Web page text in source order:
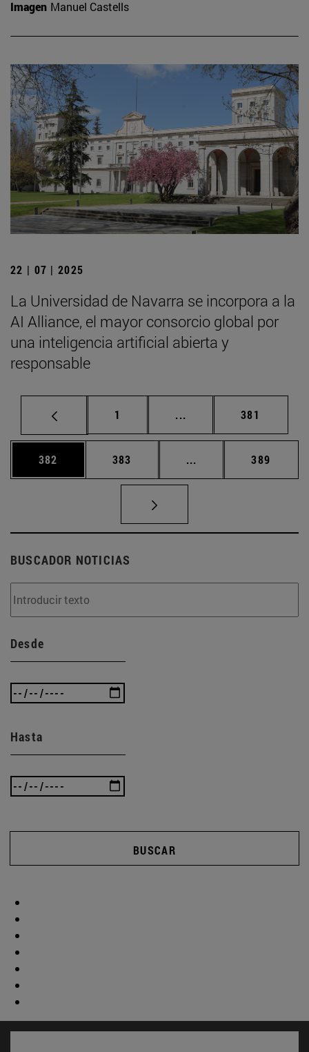
Imagen Manuel Castells
22 | 07 | 2025
La Universidad de Navarra se incorpora a la
AI Alliance, el mayor consorcio global por
una inteligencia artificial abierta y
responsable
Página
1 ... Páginas intermedias
Página
381
Página
382 Página
383 ... Páginas intermedias
Página
389
BUSCADOR NOTICIAS
Desde
Hasta
BUSCAR